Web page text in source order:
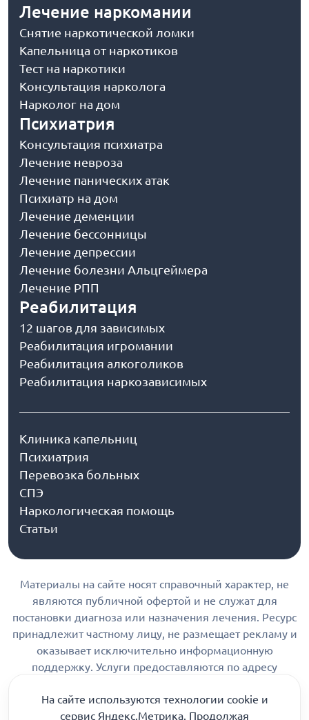
Лечение наркомании
Снятие наркотической ломки
Капельница от наркотиков
Тест на наркотики
Консультация нарколога
Нарколог на дом
Психиатрия
Консультация психиатра
Лечение невроза
Лечение панических атак
Психиатр на дом
Лечение деменции
Лечение бессонницы
Лечение депрессии
Лечение болезни Альцгеймера
Лечение РПП
Реабилитация
12 шагов для зависимых
Реабилитация игромании
Реабилитация алкоголиков
Реабилитация наркозависимых
Клиника капельниц
Психиатрия
Перевозка больных
СПЭ
Наркологическая помощь
Статьи
Материалы на сайте носят справочный характер, не
являются публичной офертой и не служат для
постановки диагноза или назначения лечения. Ресурс
принадлежит частному лицу, не размещает рекламу и
оказывает исключительно информационную
поддержку. Услуги предоставляются по адресу
и соцсетях являются информационными и не относятся
к медицинским услугам.
На сайте используются технологии cookie и
сервис Яндекс.Метрика. Продолжая